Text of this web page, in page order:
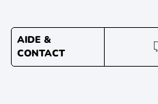
AIDE &
CONTACT